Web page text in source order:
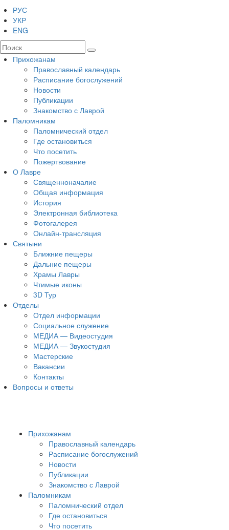
РУС
УКР
ENG
Прихожанам
Православный календарь
Расписание богослужений
Новости
Публикации
Знакомство с Лаврой
Паломникам
Паломнический отдел
Где остановиться
Что посетить
Пожертвование
О Лавре
Священноначалие
Общая информация
История
Электронная библиотека
Фотогалерея
Онлайн-трансляция
Святыни
Ближние пещеры
Дальние пещеры
Храмы Лавры
Чтимые иконы
3D Тур
Отделы
Отдел информации
Социальное служение
МЕДИА — Видеостудия
МЕДИА — Звукостудия
Мастерские
Вакансии
Контакты
Вопросы и ответы
Прихожанам
Православный календарь
Расписание богослужений
Новости
Публикации
Знакомство с Лаврой
Паломникам
Паломнический отдел
Где остановиться
Что посетить